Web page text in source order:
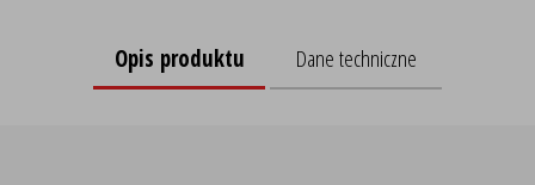
Opis produktu Dane techniczne